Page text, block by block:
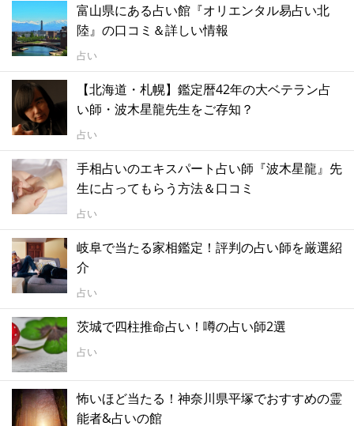
富山県にある占い館『オリエンタル易占い北
陸』の口コミ＆詳しい情報
占い
【北海道・札幌】鑑定暦42年の大ベテラン占
い師・波木星龍先生をご存知？
占い
手相占いのエキスパート占い師『波木星龍』先
生に占ってもらう方法＆口コミ
占い
岐阜で当たる家相鑑定！評判の占い師を厳選紹
介
占い
茨城で四柱推命占い！噂の占い師2選
占い
怖いほど当たる！神奈川県平塚でおすすめの霊
能者&占いの館